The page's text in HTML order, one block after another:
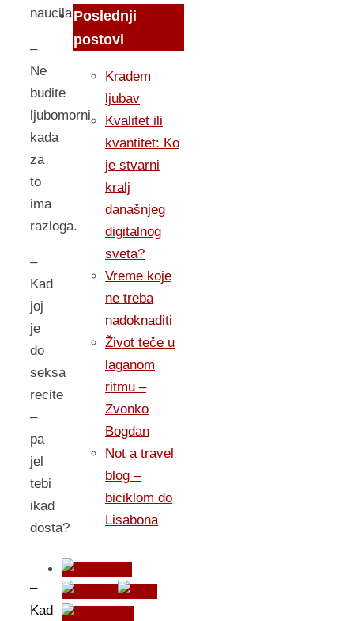
naucila???
–
Ne
budite
ljubomorni
kada
za
to
ima
razloga.
–
Kad
joj
je
do
seksa
recite
–
pa
jel
tebi
ikad
dosta?
–
Kad
Poslednji
postovi
Kradem
ljubav
Kvalitet ili
kvantitet: Ko
je stvarni
kralj
današnjeg
digitalnog
sveta?
Vreme koje
ne treba
nadoknaditi
Život teče u
laganom
ritmu –
Zvonko
Bogdan
Not a travel
blog –
biciklom do
Lisabona